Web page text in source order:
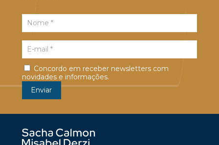
Concordo em receber newsletters com
novidades e informações.